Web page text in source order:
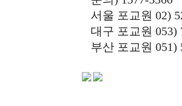
서울 포교원 02)
대구 포교원 053)
부산 포교원 051)